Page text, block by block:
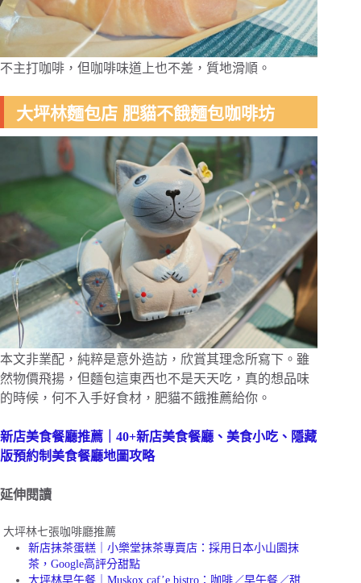
不主打咖啡，但咖啡味道上也不差，質地滑順。
大坪林麵包店 肥貓不餓麵包咖啡坊
本文非業配，純粹是意外造訪，欣賞其理念所寫下。雖
然物價飛揚，但麵包這東西也不是天天吃，真的想品味
的時候，何不入手好食材，肥貓不餓推薦給你。
新店美食餐廳推薦｜40+新店美食餐廳、美食小吃、隱藏
版預約制美食餐廳地圖攻略
延伸閱讀
大坪林七張咖啡廳推薦
新店抹茶蛋糕｜小樂堂抹茶專賣店：採用日本小山園抹
茶，Google高評分甜點
大坪林早午餐｜Muskox caf’e bistro：咖啡／早午餐／甜